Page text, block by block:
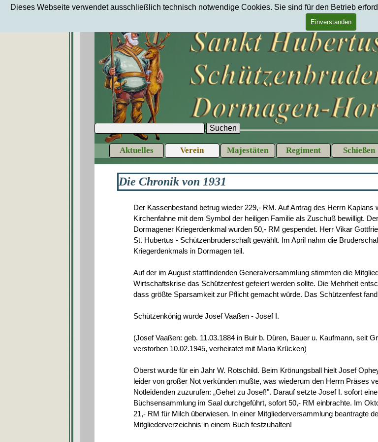
Dieses Webseite verwendet ausschließlich technisch notwendige Cookies. Sie sind für den Betrieb
Einverstanden
Direkt zum Seiteninhalt
Suchen
Menü
Aktuelles Verein ▼
Majestäten ▼
Regiment ▼
Schießen
Die Chronik von 1931
Der Kassenbestand betrug wieder 229,- RM. Auf Antrag des Herrn Kaplans
Kirchenfahne mit dem Symbol der heiligen Familie als Zuschuß bewilligt.
Dormagener Kriegerdenkmal wurden 50,- RM gespendet. Herr Vikar
St. Hubertus - Schützenbruderschaft gewählt. Im April nahm die
Kriegerdenkmals in Dormagen teil.
Auf der im August stattfindenden Generalversammlung stimmten die
Wirtschaftskrise das Schützenfest gefeiert werden sollte. Die Mehrheit
dass größte Sparsamkeit zur Pflicht gemacht würde. Das Schützenfest
Schützenkönig wurde Josef Vaaßen - Josef I.
(Josef Vaaßen: geb. 11.03.1884 in Buir b. Düren, Bauer u. Kaufmann, seit
verstorben 10.02.1945, verheiratet mit Maria Krücken)
Oberst wurde für ein Jahr W. Rotschild. Beim Krönungsball hielt Josef
leider von großer Not verkünden mußte, was wiederum den Herrn Präses
Notleidenden zuzurufen: „Gehet zu Josef!". Darauf setzte Josef I. sofort
Büchsensammlung im Saal durchgeführt, sofort 50,- RM einbrachte. Im
21,- RM für Milch überwiesen. In einer Mitgliederversammlung beantragte
Mitgliederverzeichnis in einem Buch festzuhalten!